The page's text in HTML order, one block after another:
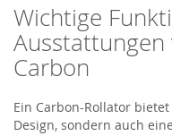
Wichtige
Ausstattungen
Carbon
Ein Carbon-Rollator
Design, sondern auch